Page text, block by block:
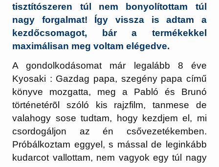
tisztítószeren túl nem bonyolítottam túl
nagy forgalmat! Így vissza is adtam a
kezdőcsomagot, bár a termékekkel
maximálisan meg voltam elégedve.
A gondolkodásomat már legalább 8 éve
Kyosaki : Gazdag papa, szegény papa című
könyve mozgatta, meg a Pabló és Brunó
történetérõl szóló kis rajzfilm, tanmese de
valahogy sose tudtam, hogy kezdjem el, mi
csordogáljon az én csővezetékemben.
Próbálkoztam eggyel, s mással de leginkább
kudarcot vallottam, nem vagyok egy túl nagy